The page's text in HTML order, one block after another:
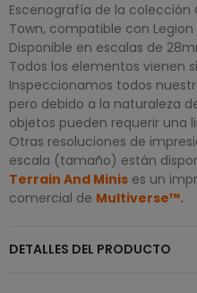
Escenografía de la colección
Town, compatible con
Disponible en escalas de
Todos los elementos vienen
Inspeccionamos todos
pero debido a la naturaleza
objetos pueden requerir una
Otras resoluciones de
escala (tamaño) están
Terrain And Minis es un
comercial de Multiverse™.
DETALLES DEL PRODUCTO